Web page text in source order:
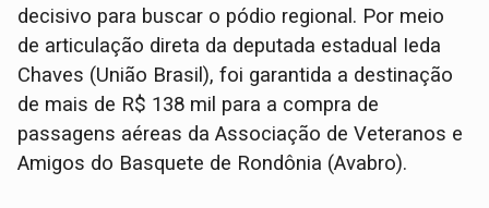
decisivo para buscar o pódio regional. Por meio
de articulação direta da deputada estadual Ieda
Chaves (União Brasil), foi garantida a destinação
de mais de R$ 138 mil para a compra de
passagens aéreas da Associação de Veteranos e
Amigos do Basquete de Rondônia (Avabro).